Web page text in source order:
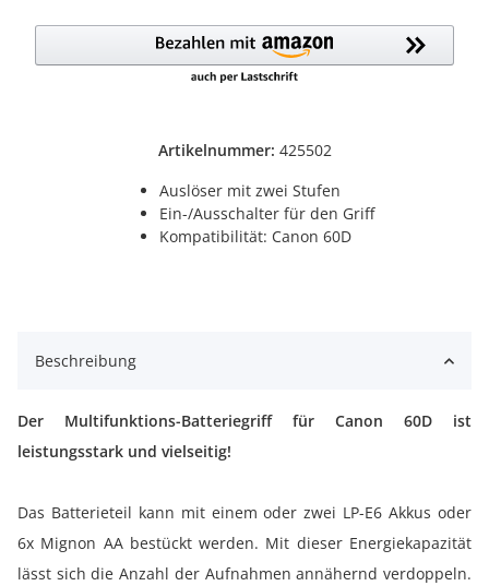
Artikelnummer: 425502
Auslöser mit zwei Stufen
Ein-/Ausschalter für den Griff
Kompatibilität: Canon 60D
Beschreibung
Der Multifunktions-Batteriegriff für Canon 60D ist
leistungsstark und vielseitig!
Das Batterieteil kann mit einem oder zwei LP-E6 Akkus oder
6x Mignon AA bestückt werden. Mit dieser Energiekapazität
lässt sich die Anzahl der Aufnahmen annähernd verdoppeln.